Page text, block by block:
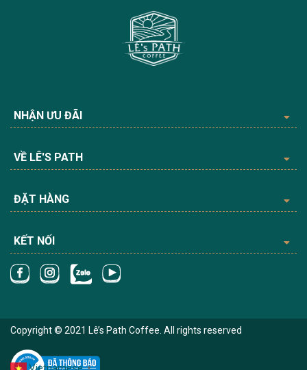
NHẬN ƯU ĐÃI
VỀ LÊ'S PATH
ĐẶT HÀNG
KẾT NỐI
Copyright © 2021 Lê’s Path Coffee. All rights reserved
▼